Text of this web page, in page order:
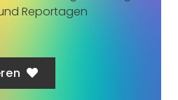
Reportagen